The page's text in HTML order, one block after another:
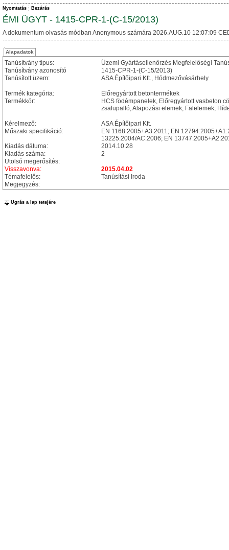
Nyomtatás Bezárás
ÉMI ÜGYT - 1415-CPR-1-(C-15/2013)
A dokumentum olvasás módban Anonymous számára 2026.AUG.10 12:07:09
Alapadatok
Tanúsítvány típus:
Üzemi Gyártásellenőrzés Megfelelőségi
Tanúsítvány azonosító
1415-CPR-1-(C-15/2013)
Tanúsított üzem:
ASA Építőipari Kft., Hódmezővásárhely
Termék kategória:
Előregyártott betontermékek
Termékkör:
HCS födémpanelek, Előregyártott vasbeton
zsalupalló, Alapozási elemek, Falelemek,
Kérelmező:
ASA Építőipari Kft.
Műszaki specifikáció:
EN 1168:2005+A3:2011; EN
13225:2004/AC:2006; EN
Kiadás dátuma:
2014.10.28
Kiadás száma:
2
Utolsó megerősítés:
Visszavonva:
2015.04.02
Témafelelős:
Tanúsítási Iroda
Megjegyzés:
Ugrás a lap tetejére